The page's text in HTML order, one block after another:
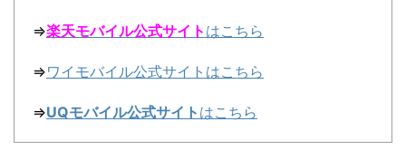
⇒楽天モバイル公式サイト はこちら
⇒ワイモバイル公式サイトはこちら
⇒UQモバイル公式サイト はこちら